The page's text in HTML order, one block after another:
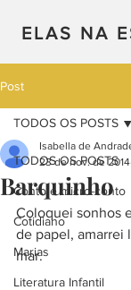
ELAS NA
Post
TODOS OS POSTS
Conto e micro-conto
Cotidiano
Marias
Literatura Infantil
TODOS OS POSTS
Barquinho
Isabella de
23 de nov. de 2014
Coloquei sonhos
de papel, amarrei
mar.